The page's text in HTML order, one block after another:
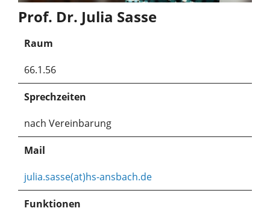
Prof. Dr. Julia Sasse
Raum
66.1.56
Sprechzeiten
nach Vereinbarung
Mail
julia.sasse(at)hs-ansbach.de
Funktionen